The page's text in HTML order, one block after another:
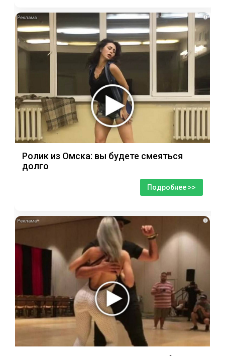
i
Ролик из Омска: вы будете смеяться
долго
Подробнее >>
i